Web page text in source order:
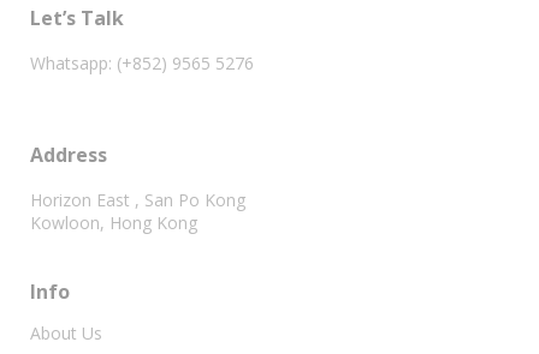
Let’s Talk
Whatsapp: (+852) 9565 5276
Address
Horizon East , San Po Kong
Kowloon, Hong Kong
Info
About Us